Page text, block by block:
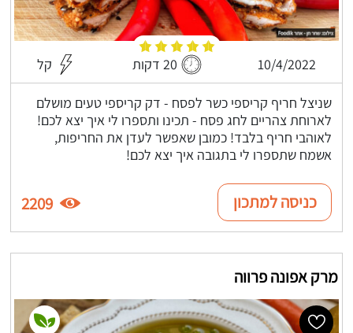
10/4/2022 20 דקות קל
שניצל חריף קריספי כשר לפסח - דק קריספי טעים מושלם
לארוחת צהריים לחג פסח - תכינו ותספרו לי איך יצא לכם!
לאוהבי חריף בלבד! כמובן שאפשר לעדן את החריפות,
אשמח שתספרו לי בתגובה איך יצא לכם!
כניסה למתכון 2209
מרק אפונה פרווה